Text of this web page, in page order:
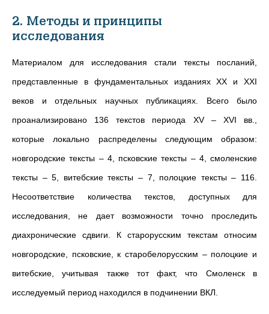
2. Методы и принципы
исследования
Материалом для исследования стали тексты посланий,
представленные в фундаментальных изданиях ХХ и ХХI
веков и отдельных научных публикациях. Всего было
проанализировано 136 текстов периода XV – XVI вв.,
которые локально распределены следующим образом:
новгородские тексты – 4, псковские тексты – 4, смоленские
тексты – 5, витебские тексты – 7, полоцкие тексты – 116.
Несоответствие количества текстов, доступных для
исследования, не дает возможности точно проследить
диахронические сдвиги. К старорусским текстам относим
новгородские, псковские, к старобелорусским – полоцкие и
витебские, учитывая также тот факт, что Смоленск в
исследуемый период находился в подчинении ВКЛ.